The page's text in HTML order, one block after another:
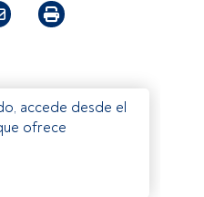
accede desde el
ofrece